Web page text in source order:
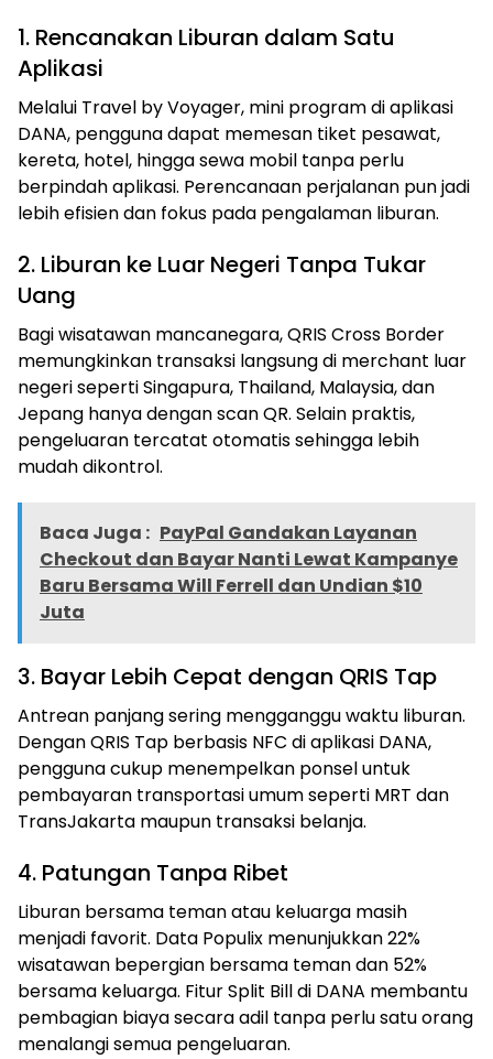
1. Rencanakan Liburan dalam Satu
Aplikasi
Melalui Travel by Voyager, mini program di aplikasi
DANA, pengguna dapat memesan tiket pesawat,
kereta, hotel, hingga sewa mobil tanpa perlu
berpindah aplikasi. Perencanaan perjalanan pun jadi
lebih efisien dan fokus pada pengalaman liburan.
2. Liburan ke Luar Negeri Tanpa Tukar
Uang
Bagi wisatawan mancanegara, QRIS Cross Border
memungkinkan transaksi langsung di merchant luar
negeri seperti Singapura, Thailand, Malaysia, dan
Jepang hanya dengan scan QR. Selain praktis,
pengeluaran tercatat otomatis sehingga lebih
mudah dikontrol.
Baca Juga : PayPal Gandakan Layanan
Checkout dan Bayar Nanti Lewat Kampanye
Baru Bersama Will Ferrell dan Undian $10
Juta
3. Bayar Lebih Cepat dengan QRIS Tap
Antrean panjang sering mengganggu waktu liburan.
Dengan QRIS Tap berbasis NFC di aplikasi DANA,
pengguna cukup menempelkan ponsel untuk
pembayaran transportasi umum seperti MRT dan
TransJakarta maupun transaksi belanja.
4. Patungan Tanpa Ribet
Liburan bersama teman atau keluarga masih
menjadi favorit. Data Populix menunjukkan 22%
wisatawan bepergian bersama teman dan 52%
bersama keluarga. Fitur Split Bill di DANA membantu
pembagian biaya secara adil tanpa perlu satu orang
menalangi semua pengeluaran.